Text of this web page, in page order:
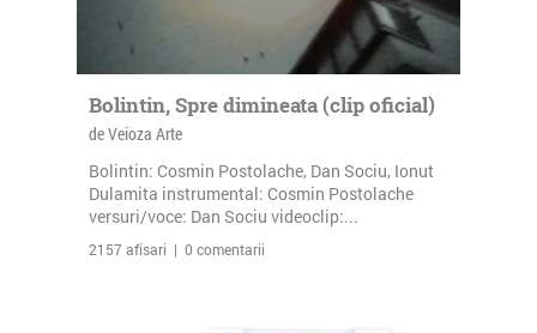
Bolintin, Spre dimineata (clip oficial)
de Veioza Arte
Bolintin: Cosmin Postolache, Dan Sociu, Ionut
Dulamita instrumental: Cosmin Postolache
versuri/voce: Dan Sociu videoclip:...
2157 afisari | 0 comentarii